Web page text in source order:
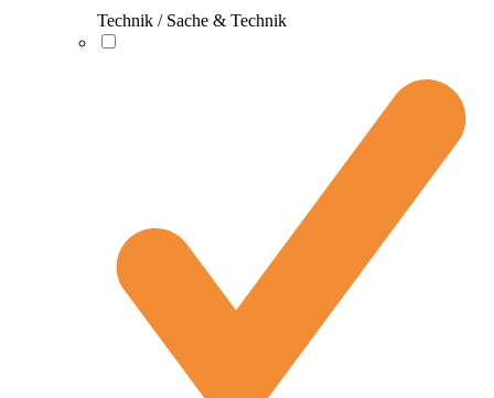
Technik / Sache & Technik